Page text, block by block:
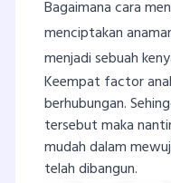
Bagaimana cara
menciptakan
menjadi sebuah
Keempat factor
berhubungan.
tersebut maka
mudah dalam
telah dibangun.